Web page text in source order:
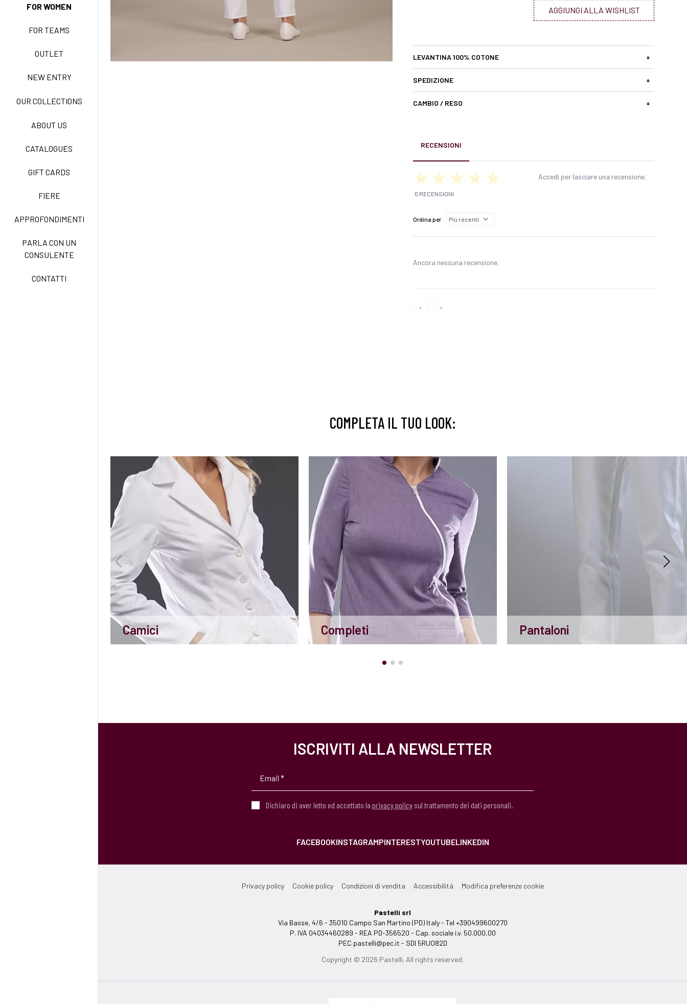
FOR WOMEN
FOR TEAMS
OUTLET
NEW ENTRY
OUR COLLECTIONS
ABOUT US
CATALOGUES
GIFT CARDS
FIERE
APPROFONDIMENTI
PARLA CON UN
CONSULENTE
CONTATTI
NEW LIFE NO STIRO
TECNOSTRETCH EASY
AGGIUNGI ALLA WISHLIST
LEVANTINA 100% COTONE +
SPEDIZIONE +
CAMBIO / RESO +
RECENSIONI
0 RECENSIONI
Accedi per lasciare una recensione.
Ordina per
Ancora nessuna recensione.
‹ ›
COMPLETA IL TUO LOOK:
Camici Completi Pantaloni
ISCRIVITI ALLA NEWSLETTER
Dichiaro di aver letto ed accettato la privacy policy sul trattamento dei dati personali.
FACEBOOKINSTAGRAMPINTERESTYOUTUBELINKEDIN
Privacy policy Cookie policy Condizioni di vendita Accessibilità Modifica preferenze cookie
Pastelli srl
Via Basse, 4/6 - 35010 Campo San Martino (PD) Italy - Tel +390499600270
P. IVA 04034460289 - REA PD-356520 - Cap. sociale i.v. 50.000,00
PEC pastelli@pec.it - SDI 5RUO82D
Copyright © 2026 Pastelli. All rights reserved.